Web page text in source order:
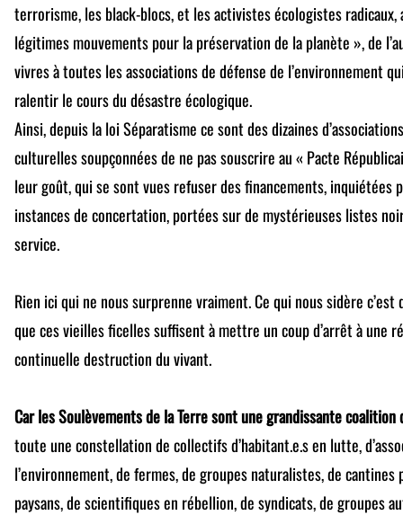
terrorisme, les black-blocs, et les activistes écologistes radicaux,
légitimes mouvements pour la préservation de la planète », de
vivres à toutes les associations de défense de l’environnement
ralentir le cours du désastre écologique.
Ainsi, depuis la loi Séparatisme ce sont des dizaines
culturelles soupçonnées de ne pas souscrire au « Pacte
leur goût, qui se sont vues refuser des financements, inquiétées
instances de concertation, portées sur de mystérieuses listes
service.
Rien ici qui ne nous surprenne vraiment. Ce qui nous sidère
que ces vieilles ficelles suffisent à mettre un coup d’arrêt à une
continuelle destruction du vivant.
Car les Soulèvements de la Terre sont une grandissante
toute une constellation de collectifs d’habitant.e.s en lutte,
l’environnement, de fermes, de groupes naturalistes, de
paysans, de scientifiques en rébellion, de syndicats, de groupes